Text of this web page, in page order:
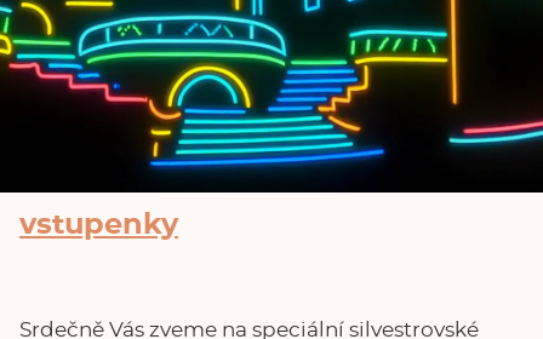
vstupenky
Srdečně Vás zveme na speciální silvestrovské